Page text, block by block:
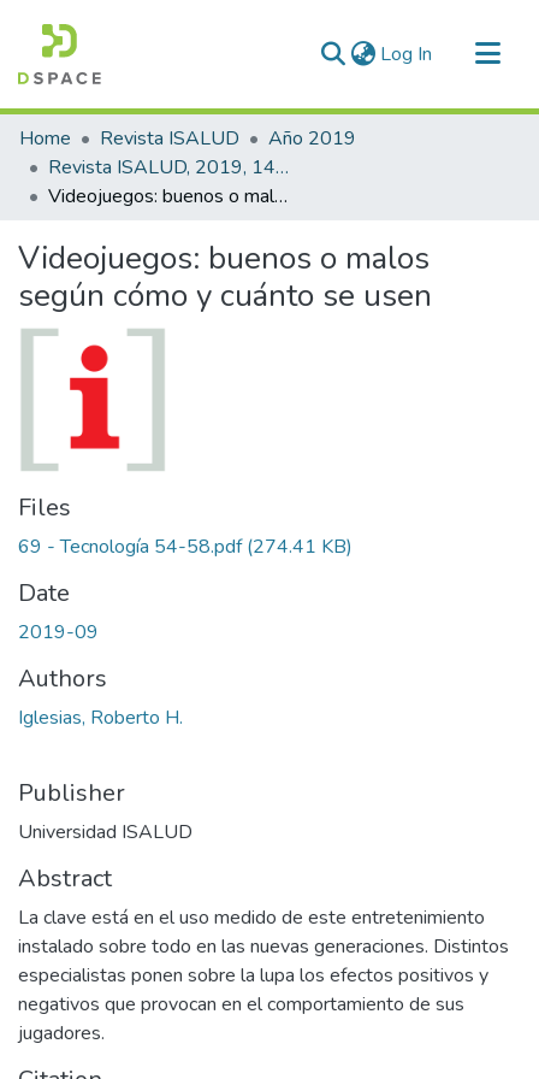
Log In (current)
Communities & Collections
All of DSpace
Statistics
Home Revista ISALUD
Año 2019
Revista ISALUD, 2019, 14(69)
Videojuegos: buenos o malos según cómo y cuánto se usen
Videojuegos: buenos o malos
según cómo y cuánto se usen
Files
69 - Tecnología 54-58.pdf(274.41 KB)
Date
2019-09
Authors
Iglesias, Roberto H.
Publisher
Universidad ISALUD
Abstract
La clave está en el uso medido de este entretenimiento
instalado sobre todo en las nuevas generaciones. Distintos
especialistas ponen sobre la lupa los efectos positivos y
negativos que provocan en el comportamiento de sus
jugadores.